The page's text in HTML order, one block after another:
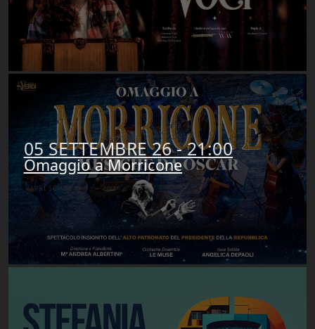
05 SETTEMBRE 26 - 21:00
Omaggio a Morricone
APRI SCHEDA